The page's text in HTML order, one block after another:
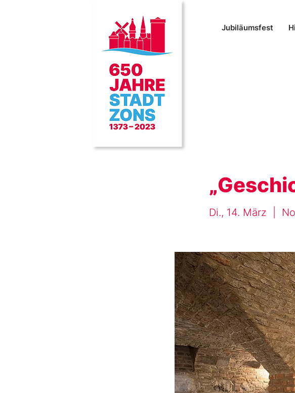
Jubiläumsfest
Di., 14. März